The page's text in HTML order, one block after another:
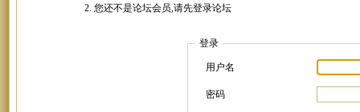
您还不是论坛会员,请先登录论坛
登录
用户名
密码